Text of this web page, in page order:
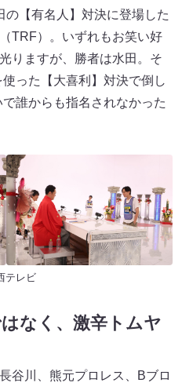
【有名人】対決に登場した
TRF）。いずれもお笑い好
りますが、勝者は水田。そ
った【大喜利】対決で倒し
誰からも指名されなかった
テレビ
なく、激辛トムヤ
谷川、熊元プロレス、Bブロ